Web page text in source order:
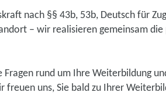
nach §§ 43b, 53b, Deutsch für
– wir realisieren gemeinsam die
rund um Ihre Weiterbildung
uns, Sie bald zu Ihrer